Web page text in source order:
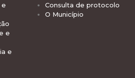
e
e
e
Consulta de protocolo
O Município